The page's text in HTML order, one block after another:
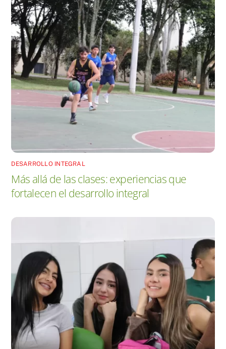
DESARROLLO INTEGRAL
Más allá de las clases: experiencias que
fortalecen el desarrollo integral